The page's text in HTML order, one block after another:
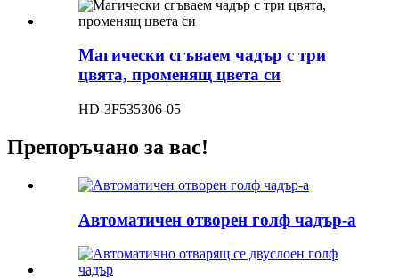
Магически сгъваем чадър с три
цвята, променящ цвета си
HD-3F535306-05
Препоръчано за вас!
Автоматичен отворен голф чадър-a